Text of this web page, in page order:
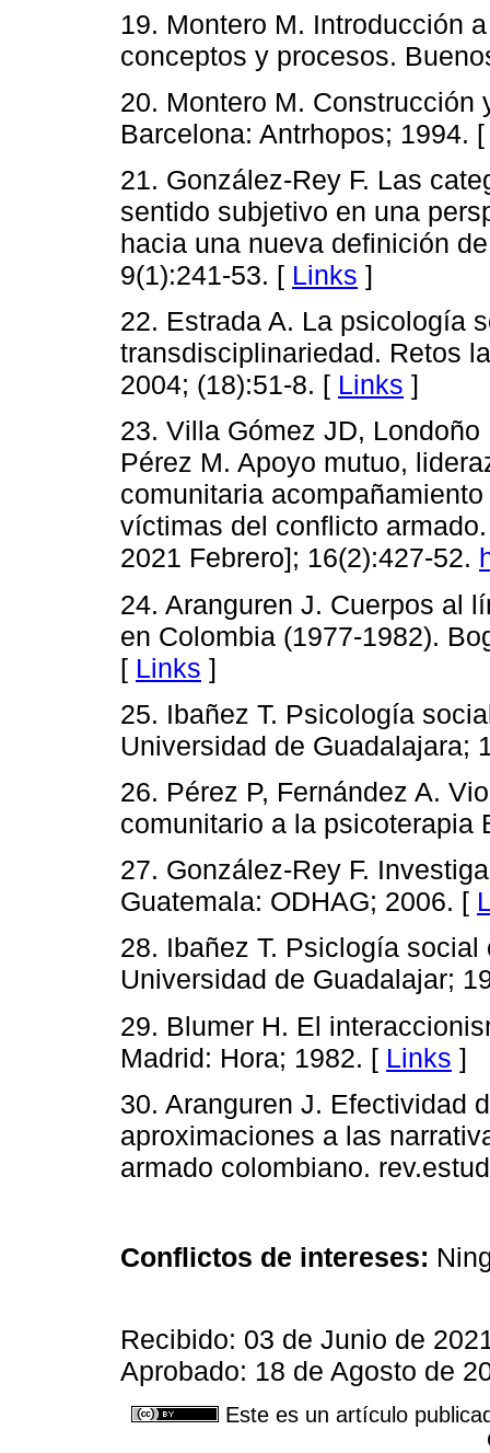
19. Montero M. Introducción
conceptos y procesos.
20. Montero M.
Barcelona: Antrhopos; 1994.
21. González-Rey F. Las
sentido subjetivo en una
hacia una nueva definición
9(1):241-53. [ Links ]
22. Estrada A. La psicología
transdisciplinariedad. Retos
2004; (18):51-8. [ Links ]
23. Villa Gómez JD,
Pérez M. Apoyo mutuo,
comunitaria
víctimas del conflicto
2021 Febrero]; 16(2):427-52.
24. Aranguren J. Cuerpos al
en Colombia (1977-1982).
[ Links ]
25. Ibañez T. Psicología
Universidad de Guadalajara;
26. Pérez P, Fernández A.
comunitario a la
27. González-Rey F.
Guatemala: ODHAG; 2006. [
28. Ibañez T. Psiclogía
Universidad de Guadalajar;
29. Blumer H. El
Madrid: Hora; 1982. [ Links ]
30. Aranguren J. Efectividad
aproximaciones a las
armado colombiano.
Conflictos de intereses:
Recibido: 03 de Junio de
Aprobado: 18 de Agosto de
Este es un artículo